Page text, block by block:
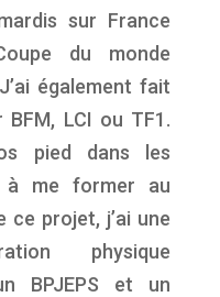
sur France
du monde
également fait
BFM, LCI ou TF1.
pied dans les
à me former au
ce projet, j’ai une
physique
BPJEPS et un